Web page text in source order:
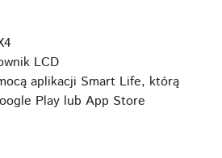
LCD
aplikacji Smart Life, którą
Play lub App Store